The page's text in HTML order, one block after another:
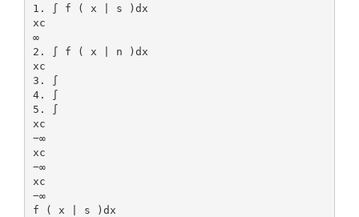
1. ∫ f ( x | s )dx
xc
∞
2. ∫ f ( x | n )dx
xc
3. ∫
4. ∫
5. ∫
xc
−∞
xc
−∞
xc
−∞
f ( x | s )dx